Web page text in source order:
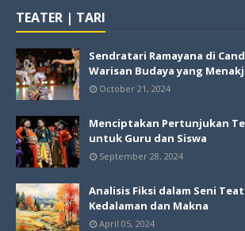
TEATER | TARI
Sendratari Ramayana di
Warisan Budaya yang
October 21, 2024
Menciptakan Pertunjukan
untuk Guru dan Siswa
September 28, 2024
Analisis Fiksi dalam Seni
Kedalaman dan Makna
April 05, 2024